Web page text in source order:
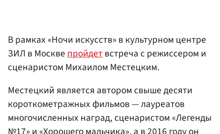
В рамках «Ночи искусств» в культурном центре
ЗИЛ в Москвепройдетвстреча с режиссером и
сценаристом Михаилом Местецким.
Местецкий является автором свыше десяти
короткометражных фильмов — лауреатов
многочисленных наград, сценаристом «Легенды